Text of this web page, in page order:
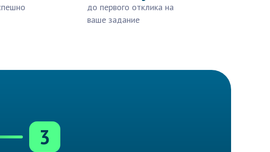
до первого отклика на
ваше задание
3